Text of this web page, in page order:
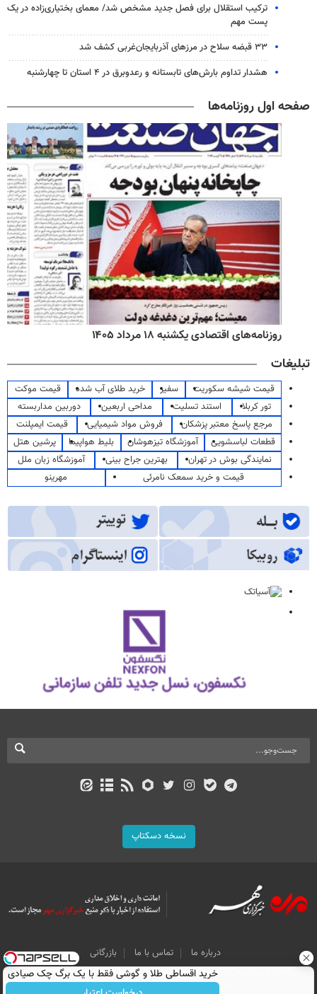
ترکیب استقلال برای فصل جدید مشخص شد/ معمای بختیاری‌زاده در یک
پست مهم
۳۳ قبضه سلاح در مرزهای آذربایجان‌غربی کشف شد
هشدار تداوم بارش‌های تابستانه و رعدوبرق در ۴ استان تا چهارشنبه
صفحه اول روزنامه‌ها
روزنامه‌های اقتصادی یکشنبه ۱۸ مرداد ۱۴۰۵
تبلیغات
قیمت شیشه سکوریت سفیر خرید طلای آب شده
قیمت موکت
تور کربلا
استند تسلیت مداحی اربعین
دوربین مداربسته
مرجع پاسخ معتبر پزشکان
فروش مواد شیمیایی
قیمت ایمپلنت
قطعات لباسشویی
آموزشگاه تیزهوشان بلیط هواپیما
پرشین هتل
نمایندگی بوش در تهران
بهترین جراح بینی
آموزشگاه زبان ملل
قیمت و خرید سمعک نامرئی
مهرینو
نسخه دسکتاپ
درباره ما تماس با ما
بازرگانی
All Content by Mehr News Agency is licensed under a Creative Commons
Attribution 4.0 International License.
خرید اقساطی طلا و گوشی فقط با یک برگ چک صیادی